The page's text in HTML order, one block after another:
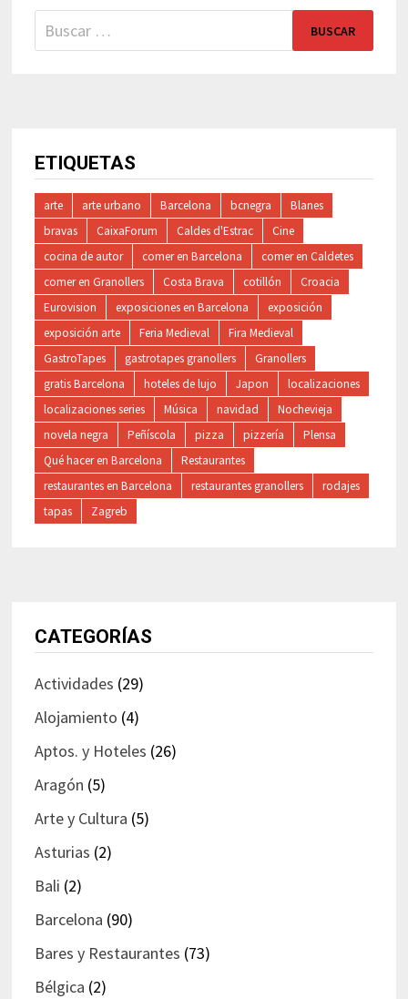
Buscar:
ETIQUETAS
arte arte urbano Barcelona bcnegra
Blanes
bravas
CaixaForum Caldes d'Estrac
Cine
cocina de autor
comer en Barcelona
comer en Caldetes
comer en Granollers
Costa Brava cotillón
Croacia
Eurovision
exposiciones en Barcelona
exposición
exposición arte
Feria Medieval
Fira Medieval
GastroTapes
gastrotapes granollers
Granollers
gratis Barcelona
hoteles de lujo Japon
localizaciones
localizaciones series
Música navidad
Nochevieja
novela negra
Peñíscola pizza pizzería
Plensa
Qué hacer en Barcelona
Restaurantes
restaurantes en Barcelona
restaurantes granollers
rodajes
tapas
Zagreb
CATEGORÍAS
Actividades (29)
Alojamiento (4)
Aptos. y Hoteles (26)
Aragón (5)
Arte y Cultura (5)
Asturias (2)
Bali (2)
Barcelona (90)
Bares y Restaurantes (73)
Bélgica (2)